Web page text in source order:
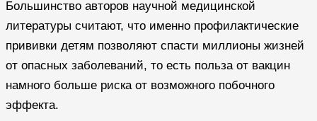
Большинство авторов научной медицинской
литературы считают, что именно профилактические
прививки детям позволяют спасти миллионы жизней
от опасных заболеваний, то есть польза от вакцин
намного больше риска от возможного побочного
эффекта.